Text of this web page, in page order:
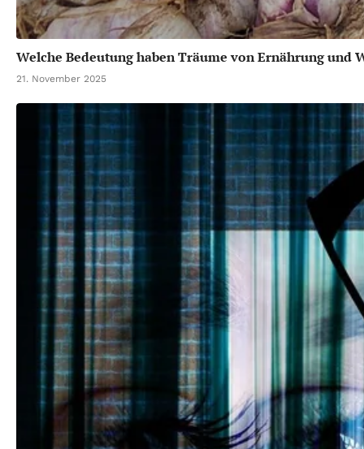
Welche Bedeutung haben Träume von Ernährung und
21. November 2025